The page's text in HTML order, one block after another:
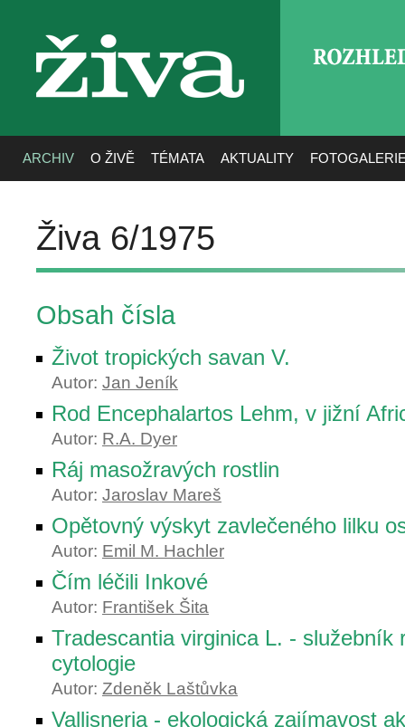
živa
ARCHIV O ŽIVĚ TÉMATA AKTUALITY
Živa 6/1975
Obsah čísla
Život tropických savan V.
Autor: Jan Jeník
Rod Encephalartos Lehm, v jižní
Autor: R.A. Dyer
Ráj masožravých rostlin
Autor: Jaroslav Mareš
Opětovný výskyt zavlečeného lilku
Autor: Emil M. Hachler
Čím léčili Inkové
Autor: František Šita
Tradescantia virginica L. - služebník
cytologie
Autor: Zdeněk Laštůvka
Vallisneria - ekologická zajímavost